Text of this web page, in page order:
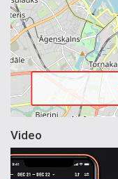
Video